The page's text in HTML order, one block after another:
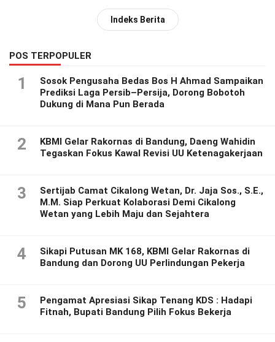
Indeks Berita
POS TERPOPULER
1
Sosok Pengusaha Bedas Bos H Ahmad Sampaikan
Prediksi Laga Persib–Persija, Dorong Bobotoh
Dukung di Mana Pun Berada
2
KBMI Gelar Rakornas di Bandung, Daeng Wahidin
Tegaskan Fokus Kawal Revisi UU Ketenagakerjaan
3
Sertijab Camat Cikalong Wetan, Dr. Jaja Sos., S.E.,
M.M. Siap Perkuat Kolaborasi Demi Cikalong
Wetan yang Lebih Maju dan Sejahtera
4
Sikapi Putusan MK 168, KBMI Gelar Rakornas di
Bandung dan Dorong UU Perlindungan Pekerja
5
Pengamat Apresiasi Sikap Tenang KDS : Hadapi
Fitnah, Bupati Bandung Pilih Fokus Bekerja